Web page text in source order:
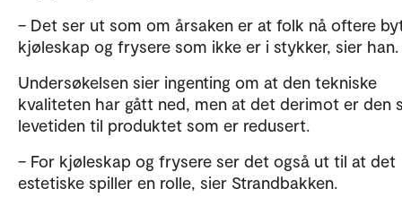
– Det ser ut som om årsaken er at folk nå oftere
kjøleskap og frysere som ikke er i stykker, sier han.
Undersøkelsen sier ingenting om at den tekniske
kvaliteten har gått ned, men at det derimot er den
levetiden til produktet som er redusert.
– For kjøleskap og frysere ser det også ut til at det
estetiske spiller en rolle, sier Strandbakken.